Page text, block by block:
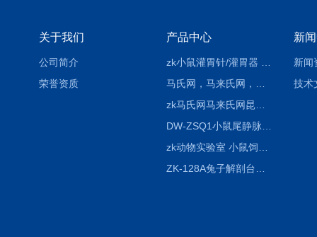
关于我们
公司简介
荣誉资质
产品中心 新
新闻
技术